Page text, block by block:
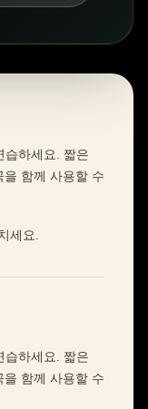
습하세요. 짧은
함께 사용할 수
세요.
습하세요. 짧은
함께 사용할 수